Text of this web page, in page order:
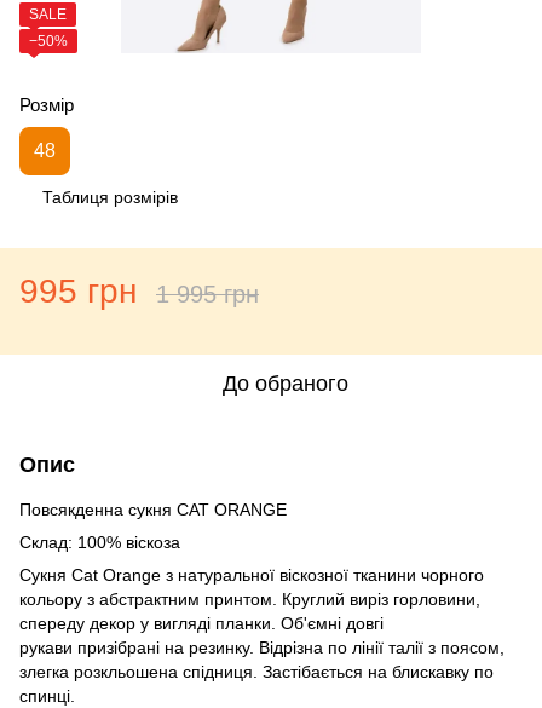
SALE
−50%
Розмір
48
Таблиця розмірів
995 грн 1 995 грн
До обраного
Опис
Повсякденна сукня CAT ORANGE
Склад: 100% віскоза
Сукня Cat Orange з натуральної віскозної тканини чорного
кольору з абстрактним принтом. Круглий виріз горловини,
спереду декор у вигляді планки. Об'ємні довгі
рукави призібрані на резинку. Відрізна по лінії талії з поясом,
злегка розкльошена спідниця. Застібається на блискавку по
спинці.